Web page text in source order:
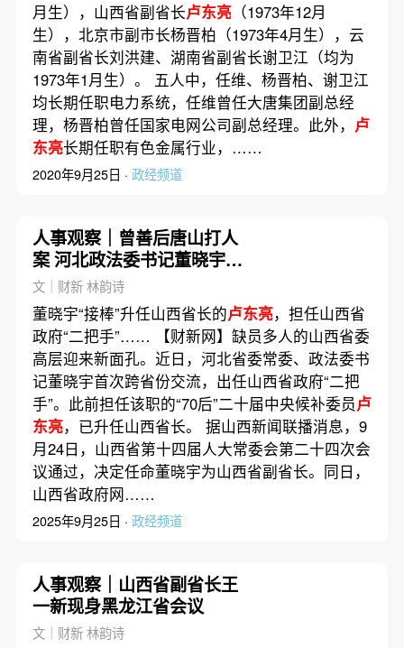
月生），山西省副省长卢东亮（1973年12月
生），北京市副市长杨晋柏（1973年4月生），云
南省副省长刘洪建、湖南省副省长谢卫江（均为
1973年1月生）。 五人中，任维、杨晋柏、谢卫江
均长期任职电力系统，任维曾任大唐集团副总经
理，杨晋柏曾任国家电网公司副总经理。此外， 卢
东亮长期任职有色金属行业，……
2020年9月25日 · 政经频道
人事观察｜曾善后唐山打人
案 河北政法委书记董晓宇交
流山西
文｜财新 林韵诗
董晓宇“接棒”升任山西省长的卢东亮，担任山西省
政府“二把手”…… 【财新网】缺员多人的山西省委
高层迎来新面孔。近日，河北省委常委、政法委书
记董晓宇首次跨省份交流，出任山西省政府“二把
手”。此前担任该职的“70后”二十届中央候补委员卢
东亮，已升任山西省长。 据山西新闻联播消息，9
月24日，山西省第十四届人大常委会第二十四次会
议通过，决定任命董晓宇为山西省副省长。同日，
山西省政府网……
2025年9月25日 · 政经频道
人事观察｜山西省副省长王
一新现身黑龙江省会议
文｜财新 林韵诗